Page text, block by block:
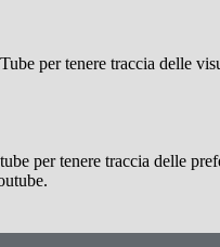
per tenere traccia delle
per tenere traccia delle